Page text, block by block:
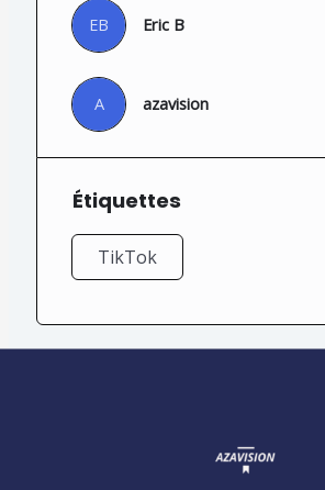
EB Eric B
A azavision
Étiquettes
TikTok